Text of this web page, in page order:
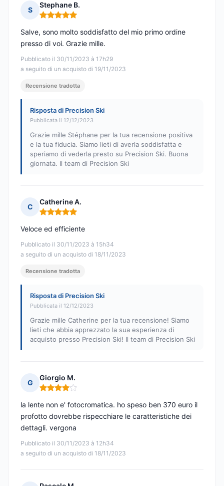
S
Stephane B.
Nota: 5 su 5
Pubblicato il 30/11/2023 à 17h29
a seguito di un acquisto di 19/11/2023
Salve, sono molto soddisfatto del mio primo ordine
presso di voi. Grazie mille.
Recensione tradotta
Risposta di Precision Ski
Pubblicata il 12/12/2023
Grazie mille Stéphane per la tua recensione positiva
e la tua fiducia. Siamo lieti di averla soddisfatta e
speriamo di vederla presto su Precision Ski. Buona
giornata. Il team di Precision Ski
C
Catherine A.
Nota: 5 su 5
Pubblicato il 30/11/2023 à 15h34
a seguito di un acquisto di 18/11/2023
Veloce ed efficiente
Recensione tradotta
Risposta di Precision Ski
Pubblicata il 12/12/2023
Grazie mille Catherine per la tua recensione! Siamo
lieti che abbia apprezzato la sua esperienza di
acquisto presso Precision Ski! Il team di Precision Ski
G
Giorgio M.
Nota: 4 su 5
Pubblicato il 30/11/2023 à 12h34
a seguito di un acquisto di 18/11/2023
la lente non e' fotocromatica. ho speso ben 370 euro il
profotto dovrebbe rispecchiare le caratteristiche dei
dettagli. vergona